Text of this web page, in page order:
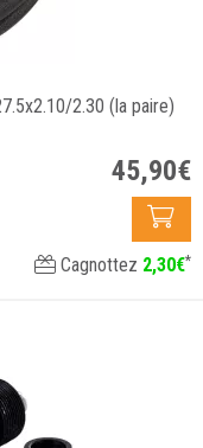
2.30 (la paire)
45,90€
Cagnottez 2,30€*